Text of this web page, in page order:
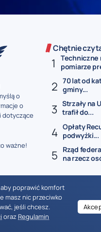
o
o
dotyczące
ważne!
Chętnie
Techniczne
pomiarze
70 lat od
gminy...
Strzały na
trafił do...
Opłaty
podwyżki...
Rząd
na rzecz
poprawić komfort
masz nic przeciwko
jeśli chcesz.
oraz Regulamin